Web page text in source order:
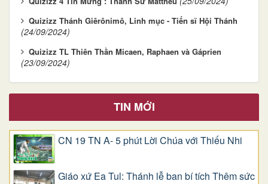
Quizizz Thánh Giêrônimô, Linh mục - Tiến sĩ Hội Thánh
(24/09/2024)
Quizizz TL Thiên Thần Micaen, Raphaen và Gáprien
(23/09/2024)
TIN MỚI
CN 19 TN A- 5 phút Lời Chúa với Thiếu Nhi
Giáo xứ Ea Tul: Thánh lễ ban bí tích Thêm sức